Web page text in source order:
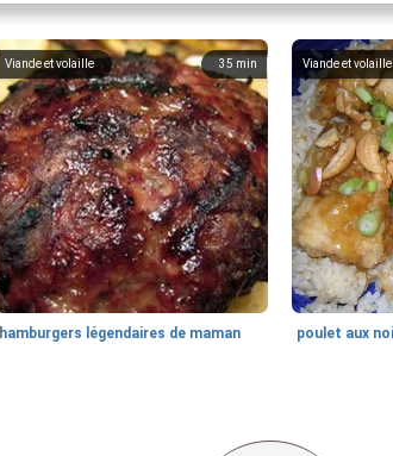
35 min
Viande et volaille
hamburgers légendaires de maman
Viande et volaille